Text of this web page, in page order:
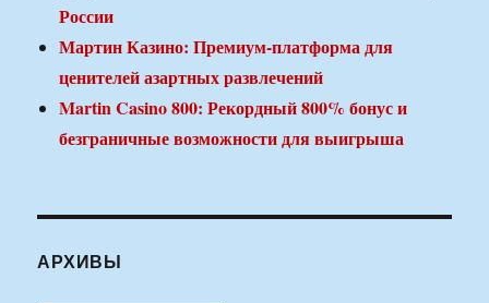
России
Мартин Казино: Премиум-платформа для
ценителей азартных развлечений
Martin Casino 800: Рекордный 800% бонус и
безграничные возможности для выигрыша
АРХИВЫ